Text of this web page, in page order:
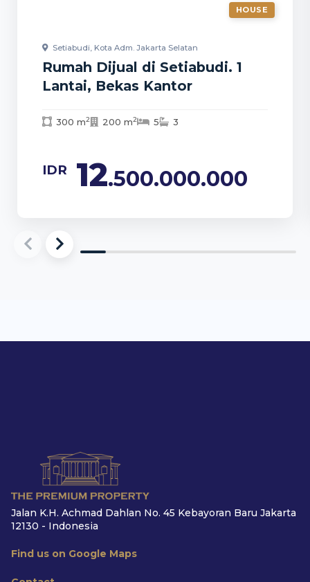
HOUSE
Setiabudi, Kota Adm. Jakarta Selatan
Rumah Dijual di Setiabudi. 1
Lantai, Bekas Kantor
300 m2 200 m2 5 3
IDR 12.500.000.000
Jalan K.H. Achmad Dahlan No. 45 Kebayoran Baru Jakarta
12130 - Indonesia
Find us on Google Maps